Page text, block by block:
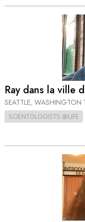
Ray dans la ville
SEATTLE, WASHINGTON
SCIENTOLOGISTS @LIFE